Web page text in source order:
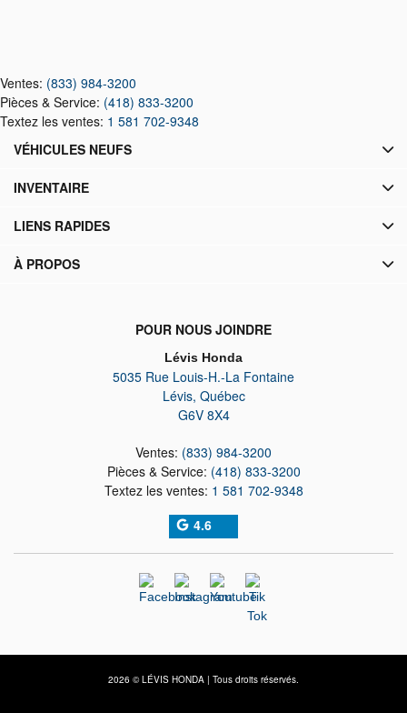
Ventes: (833) 984-3200
Pièces & Service: (418) 833-3200
Textez les ventes: 1 581 702-9348
POUR NOUS JOINDRE
Lévis Honda
5035 Rue Louis-H.-La Fontaine
Lévis, Québec
G6V 8X4
Ventes: (833) 984-3200
Pièces & Service: (418) 833-3200
Textez les ventes: 1 581 702-9348
4.6
VÉHICULES NEUFS
INVENTAIRE
LIENS RAPIDES
À PROPOS
2026 © LÉVIS HONDA | Tous droits réservés.